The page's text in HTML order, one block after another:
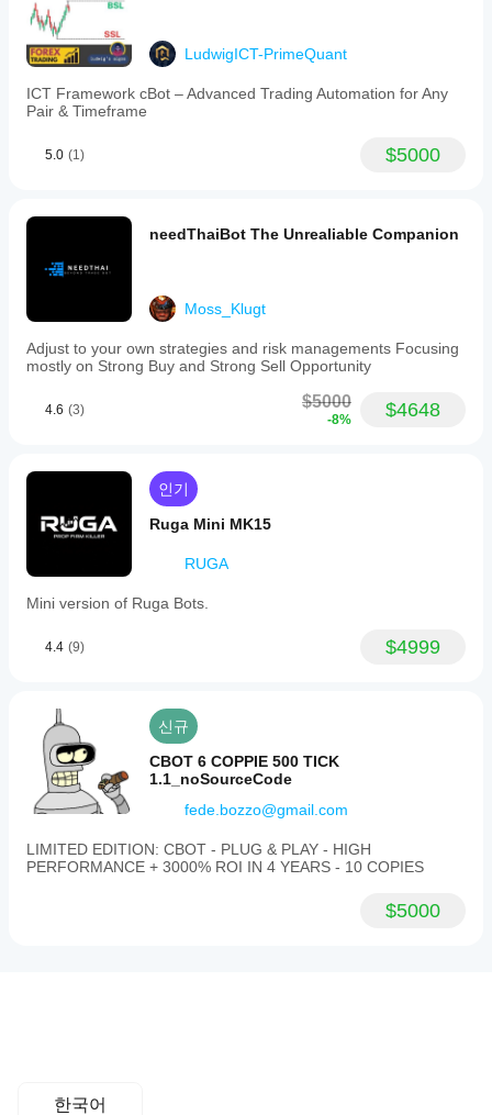
니
다.
하여
cBot
을
하거
나
된
파일
사용
할
다.
에서
동일
한
성능
을
나
개
조
건,
프
레
드
행
라
성
이
달
수
다.
현
재
사
용
인
환
LudwigICT-PrimeQuant
ICT Framework cBot – Advanced Trading Automation for Any
Pair & Timeframe
5.0 (1) $5000
needThaiBot The Unrealiable Companion
Moss_Klugt
Adjust to your own strategies and risk managements Focusing
mostly on Strong Buy and Strong Sell Opportunity
4.6 (3) $5000
-8% $4648
인기
Ruga Mini MK15
RUGA
Mini version of Ruga Bots.
4.4 (9) $4999
신규
CBOT 6 COPPIE 500 TICK
1.1_noSourceCode
fede.bozzo@gmail.com
LIMITED EDITION: CBOT - PLUG & PLAY - HIGH
PERFORMANCE + 3000% ROI IN 4 YEARS - 10 COPIES
$5000
한국어